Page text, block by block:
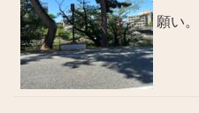
願い。